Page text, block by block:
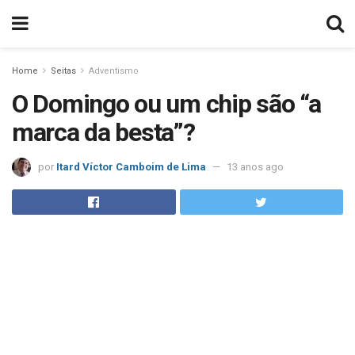
Home Seitas Adventismo
O Domingo ou um chip são “a
marca da besta”?
por Itard Víctor Camboim de Lima 13 anos ago